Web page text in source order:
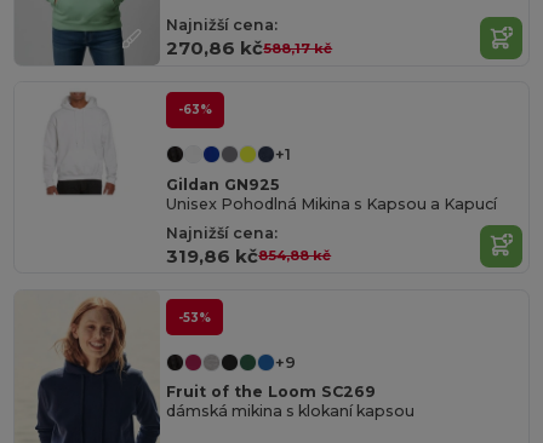
Najnižší cena:
270,86 kč588,17 kč
-63%
+1
Gildan GN925
Unisex Pohodlná Mikina s Kapsou a Kapucí
Najnižší cena:
319,86 kč854,88 kč
-53%
+9
Fruit of the Loom SC269
dámská mikina s klokaní kapsou